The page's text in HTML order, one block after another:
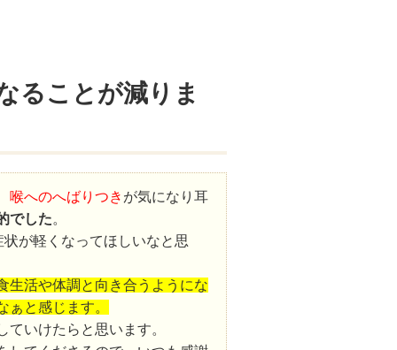
ることが減りま
喉へのへばりつき が気になり耳
でした。
が軽くなってほしいなと思
生活や体調と向き合うようにな
と感じます。
いけたらと思います。